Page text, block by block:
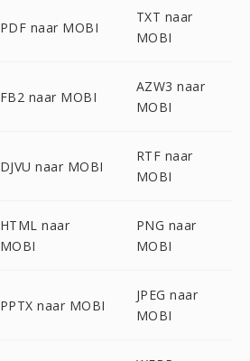
PDF naar MOBI
TXT naar
MOBI
FB2 naar MOBI
AZW3 naar
MOBI
DJVU naar MOBI
RTF naar
MOBI
HTML naar
MOBI
PNG naar
MOBI
PPTX naar MOBI
JPEG naar
MOBI